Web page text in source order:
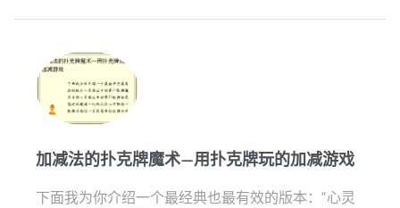
加减法的扑克牌魔术—用扑克牌玩的加减游戏
下面我为你介绍一个最经典也最有效的版本：“心灵